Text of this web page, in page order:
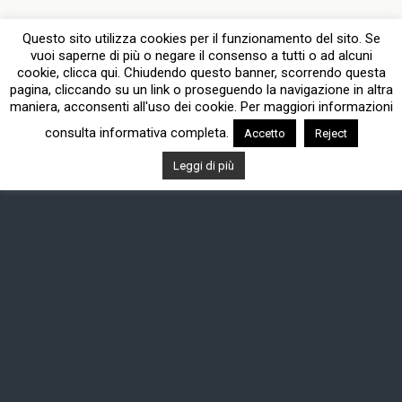
Questo sito utilizza cookies per il funzionamento del sito. Se
vuoi saperne di più o negare il consenso a tutti o ad alcuni
cookie, clicca qui. Chiudendo questo banner, scorrendo questa
pagina, cliccando su un link o proseguendo la navigazione in altra
maniera, acconsenti all'uso dei cookie. Per maggiori informazioni
consulta informativa completa.
Accetto Reject
Leggi di più